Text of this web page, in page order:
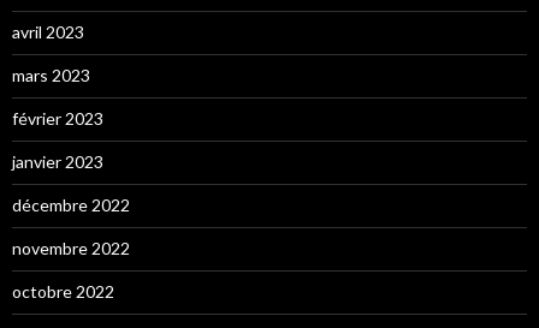
avril 2023
mars 2023
février 2023
janvier 2023
décembre 2022
novembre 2022
octobre 2022